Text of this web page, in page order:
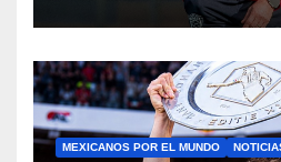
MEXICANOS POR EL MUNDO